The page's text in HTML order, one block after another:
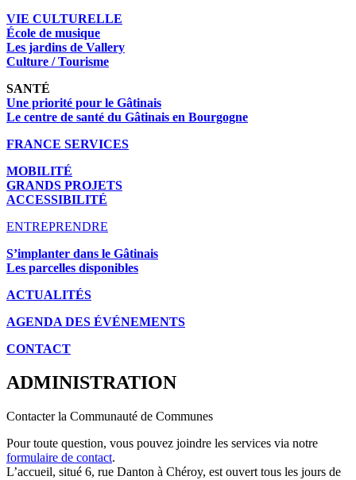
VIE CULTURELLE
École de musique
Les jardins de Vallery
Culture / Tourisme
SANTÉ
Une priorité pour le Gâtinais
Le centre de santé du Gâtinais en Bourgogne
FRANCE SERVICES
MOBILITÉ
GRANDS PROJETS
ACCESSIBILITÉ
ENTREPRENDRE
S’implanter dans le Gâtinais
Les parcelles disponibles
ACTUALITÉS
AGENDA DES ÉVÉNEMENTS
CONTACT
ADMINISTRATION
Contacter la Communauté de Communes
Pour toute question, vous pouvez joindre les services via notre
formulaire de contact.
L’accueil, situé 6, rue Danton à Chéroy, est ouvert tous les jours de